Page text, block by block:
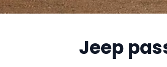
Jeep